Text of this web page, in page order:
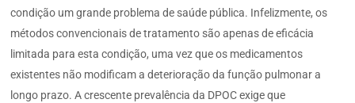
condição um grande problema de saúde pública. Infelizmente, os
métodos convencionais de tratamento são apenas de eficácia
limitada para esta condição, uma vez que os medicamentos
existentes não modificam a deterioração da função pulmonar a
longo prazo. A crescente prevalência da DPOC exige que